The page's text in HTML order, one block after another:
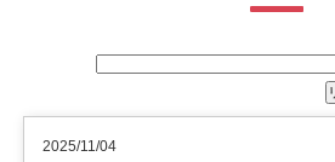
2025/11/04